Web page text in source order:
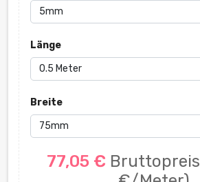
Länge
Breite
77,05 € Bruttopreis